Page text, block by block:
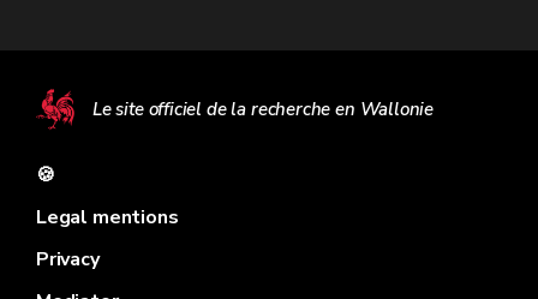
Le site officiel de la recherche en Wallonie
🍪
Legal mentions
Privacy